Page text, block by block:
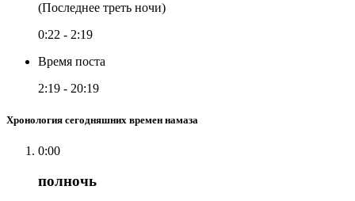
(Последнее треть ночи)
0:22 - 2:19
Время поста
2:19 - 20:19
Хронология сегодняшних времен намаза
0:00
полночь